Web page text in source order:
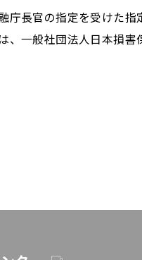
庁長官の指定を受けた
、一般社団法人日本損